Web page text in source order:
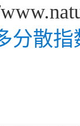
分散指